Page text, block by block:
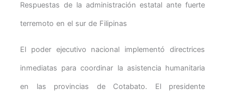
Respuestas de la administración estatal ante fuerte
terremoto en el sur de Filipinas
El poder ejecutivo nacional implementó directrices
inmediatas para coordinar la asistencia humanitaria
en las provincias de Cotabato. El presidente